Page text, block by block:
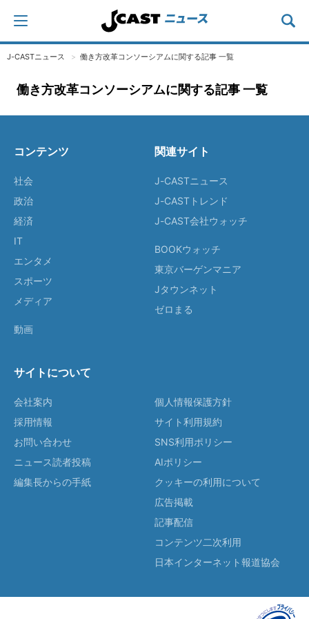
J-CASTニュース 働き方改革コンソーシアムに関する記事 一覧
働き方改革コンソーシアムに関する記事 一覧
コンテンツ
社会
政治
経済
IT
エンタメ
スポーツ
メディア
動画
関連サイト
J-CASTニュース
J-CASTトレンド
J-CAST会社ウォッチ
BOOKウォッチ
東京バーゲンマニア
Jタウンネット
ゼロまる
サイトについて
会社案内
採用情報
お問い合わせ
ニュース読者投稿
編集長からの手紙
個人情報保護方針
サイト利用規約
SNS利用ポリシー
AIポリシー
クッキーの利用について
広告掲載
記事配信
コンテンツ二次利用
日本インターネット報道協会